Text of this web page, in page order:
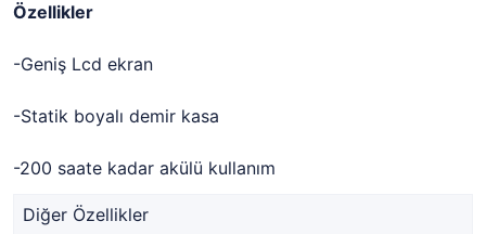
Özellikler
-Geniş Lcd ekran
-Statik boyalı demir kasa
-200 saate kadar akülü kullanım
Diğer Özellikler